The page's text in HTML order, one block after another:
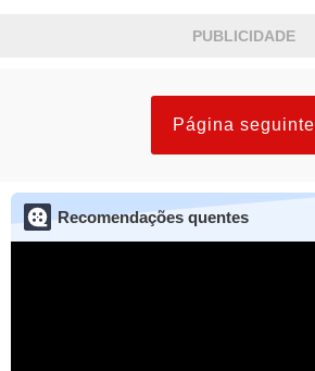
PUBLICIDADE
Página seguinte
Recomendações quentes